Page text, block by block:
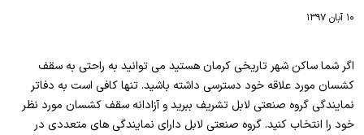
۱۰ آبان ۱۳۹۷
اگر شما ساکن شهر تاریخی کرمان هستید می توانید به راحتی به سقف
کشسان مورد علاقه خود دسترسی داشته باشید. تنها کافی است به دفاتر
نمایندگی گروه صنعتی لابل تشریف ببرید و آزادانه سقف کشسان مورد نظر
خود را انتخاب کنید. گروه صنعتی لابل دارای نمایندگی های متعددی در